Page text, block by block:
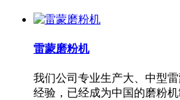
雷蒙磨粉机
我们公司专业生产大、中型
经验，已经成为中国的磨粉